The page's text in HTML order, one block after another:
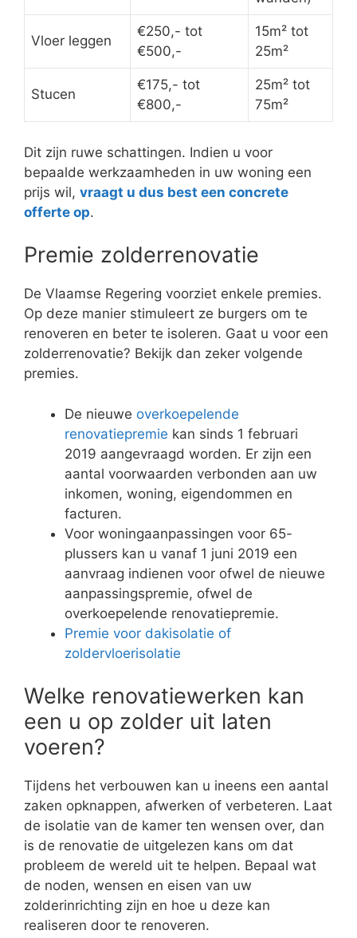
Vloer leggen
€250,- tot
€500,-
15m² tot
25m²
Stucen
€175,- tot
€800,-
25m² tot
75m²
Dit zijn ruwe schattingen. Indien u voor
bepaalde werkzaamheden in uw woning een
prijs wil, vraagt u dus best een concrete
offerte op.
Premie zolderrenovatie
De Vlaamse Regering voorziet enkele premies.
Op deze manier stimuleert ze burgers om te
renoveren en beter te isoleren. Gaat u voor een
zolderrenovatie? Bekijk dan zeker volgende
premies.
De nieuwe overkoepelende
renovatiepremie kan sinds 1 februari
2019 aangevraagd worden. Er zijn een
aantal voorwaarden verbonden aan uw
inkomen, woning, eigendommen en
facturen.
Voor woningaanpassingen voor 65-
plussers kan u vanaf 1 juni 2019 een
aanvraag indienen voor ofwel de nieuwe
aanpassingspremie, ofwel de
overkoepelende renovatiepremie.
Premie voor dakisolatie of
zoldervloerisolatie
Welke renovatiewerken kan
een u op zolder uit laten
voeren?
Tijdens het verbouwen kan u ineens een aantal
zaken opknappen, afwerken of verbeteren. Laat
de isolatie van de kamer ten wensen over, dan
is de renovatie de uitgelezen kans om dat
probleem de wereld uit te helpen. Bepaal wat
de noden, wensen en eisen van uw
zolderinrichting zijn en hoe u deze kan
realiseren door te renoveren.